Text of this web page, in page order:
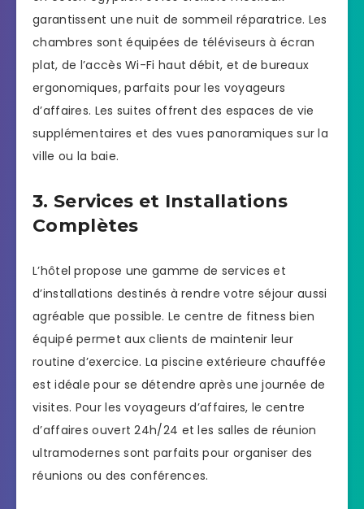
garantissent une nuit de sommeil réparatrice. Les
chambres sont équipées de téléviseurs à écran
plat, de l’accès Wi-Fi haut débit, et de bureaux
ergonomiques, parfaits pour les voyageurs
d’affaires. Les suites offrent des espaces de vie
supplémentaires et des vues panoramiques sur la
ville ou la baie.
3. Services et Installations
Complètes
L’hôtel propose une gamme de services et
d’installations destinés à rendre votre séjour aussi
agréable que possible. Le centre de fitness bien
équipé permet aux clients de maintenir leur
routine d’exercice. La piscine extérieure chauffée
est idéale pour se détendre après une journée de
visites. Pour les voyageurs d’affaires, le centre
d’affaires ouvert 24h/24 et les salles de réunion
ultramodernes sont parfaits pour organiser des
réunions ou des conférences.